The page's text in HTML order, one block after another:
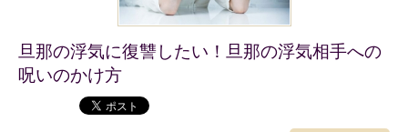
旦那の浮気に復讐したい！旦那の浮気相手への
呪いのかけ方